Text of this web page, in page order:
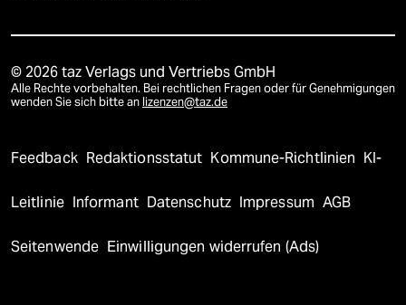
© 2026 taz Verlags und Vertriebs GmbH
Alle Rechte vorbehalten. Bei rechtlichen Fragen oder für Genehmigungen
wenden Sie sich bitte an lizenzen@taz.de
Feedback Redaktionsstatut Kommune-Richtlinien KI-
Leitlinie Informant Datenschutz Impressum AGB
Seitenwende Einwilligungen widerrufen (Ads)